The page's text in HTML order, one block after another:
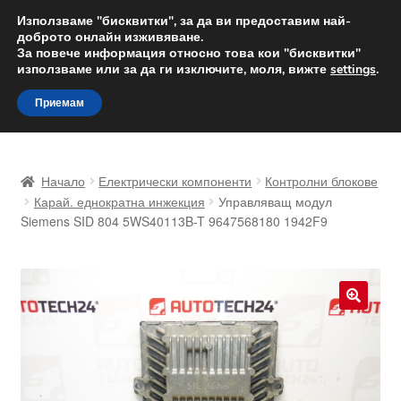
ДОСТАВКА от 12 лв.
Доставка по целия свят
Skip
to
navigation
Skip
to
content
Доставка по целия свят
Начало Електрически компоненти
Контролни блокове
Карай. еднократна инжекция
Управляващ модул
Siemens SID 804 5WS40113B-T 9647568180 1942F9
Използваме "бисквитки", за да ви предоставим най-
доброто онлайн изживяване.
За повече информация относно това кои "бисквитки"
използваме или за да ги изключите, моля, вижте settings.
Приемам